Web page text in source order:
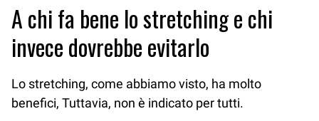
A chi fa bene lo stretching e chi
invece dovrebbe evitarlo
Lo stretching, come abbiamo visto, ha molto
benefici, Tuttavia, non è indicato per tutti.